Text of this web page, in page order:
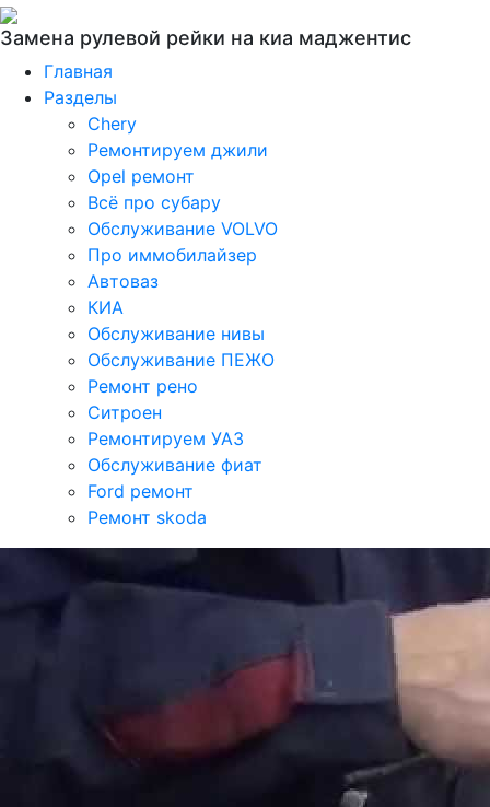
Замена рулевой рейки на киа маджентис
Главная
Разделы
Chery
Ремонтируем джили
Opel ремонт
Всё про субару
Обслуживание VOLVO
Про иммобилайзер
Автоваз
КИА
Обслуживание нивы
Обслуживание ПЕЖО
Ремонт рено
Ситроен
Ремонтируем УАЗ
Обслуживание фиат
Ford ремонт
Ремонт skoda